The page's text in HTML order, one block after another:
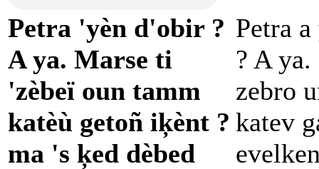
Petra 'yèn d'obir ?
A ya. Marse ti
'zèbeï oun tamm
katèù getoñ iķènt ?
ma 's ķed dèbed
Petra
? A
zebro
katev